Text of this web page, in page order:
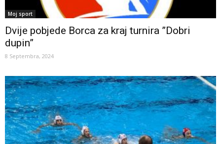
Moj sport
Dvije pobjede Borca za kraj turnira ”Dobri
dupin”
8 Septembra, 2024